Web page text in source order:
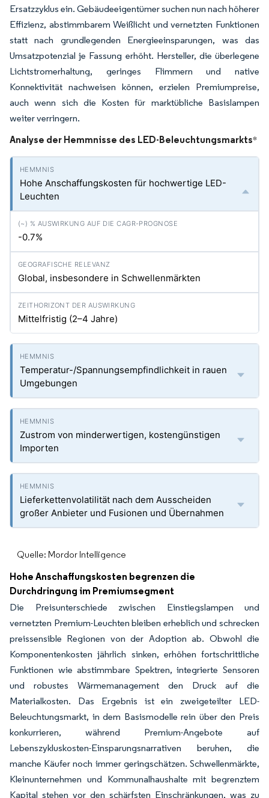
Ersatzzyklus ein. Gebäudeeigentümer suchen nun nach höherer
Effizienz, abstimmbarem Weißlicht und vernetzten Funktionen
statt nach grundlegenden Energieeinsparungen, was das
Umsatzpotenzial je Fassung erhöht. Hersteller, die überlegene
Lichtstromerhaltung, geringes Flimmern und native
Konnektivität nachweisen können, erzielen Premiumpreise,
auch wenn sich die Kosten für marktübliche Basislampen
weiter verringern.
Analyse der Hemmnisse des LED-Beleuchtungsmarkts*
Hohe Anschaffungskosten für hochwertige LED-
Leuchten
-0.7%
Global, insbesondere in Schwellenmärkten
Mittelfristig (2–4 Jahre)
Temperatur-/Spannungsempfindlichkeit in rauen
Umgebungen
Zustrom von minderwertigen, kostengünstigen
Importen
Lieferkettenvolatilität nach dem Ausscheiden
großer Anbieter und Fusionen und Übernahmen
Quelle: Mordor Intelligence
Hohe Anschaffungskosten begrenzen die
Durchdringung im Premiumsegment
Die Preisunterschiede zwischen Einstiegslampen und
vernetzten Premium-Leuchten bleiben erheblich und schrecken
preissensible Regionen von der Adoption ab. Obwohl die
Komponentenkosten jährlich sinken, erhöhen fortschrittliche
Funktionen wie abstimmbare Spektren, integrierte Sensoren
und robustes Wärmemanagement den Druck auf die
Materialkosten. Das Ergebnis ist ein zweigeteilter LED-
Beleuchtungsmarkt, in dem Basismodelle rein über den Preis
konkurrieren, während Premium-Angebote auf
Lebenszykluskosten-Einsparungsnarrativen beruhen, die
manche Käufer noch immer geringschätzen. Schwellenmärkte,
Kleinunternehmen und Kommunalhaushalte mit begrenztem
Kapital stehen vor den schärfsten Einschränkungen, was zu